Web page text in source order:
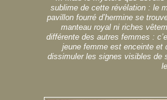
sublime de cette révélation : le
pavillon fourré d’hermine se
manteau royal ni riches
différente des autres femmes :
jeune femme est enceinte et
dissimuler les signes visibles de